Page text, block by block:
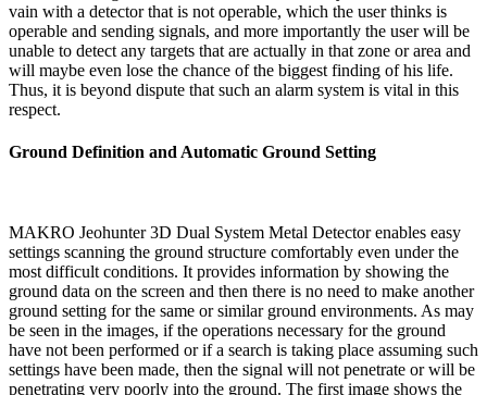
vain with a detector that is not operable, which the user thinks is
operable and sending signals, and more importantly the user will be
unable to detect any targets that are actually in that zone or area and
will maybe even lose the chance of the biggest finding of his life.
Thus, it is beyond dispute that such an alarm system is vital in this
respect.
Ground Definition and Automatic Ground Setting
MAKRO Jeohunter 3D Dual System Metal Detector enables easy
settings scanning the ground structure comfortably even under the
most difficult conditions. It provides information by showing the
ground data on the screen and then there is no need to make another
ground setting for the same or similar ground environments. As may
be seen in the images, if the operations necessary for the ground
have not been performed or if a search is taking place assuming such
settings have been made, then the signal will not penetrate or will be
penetrating very poorly into the ground. The first image shows the